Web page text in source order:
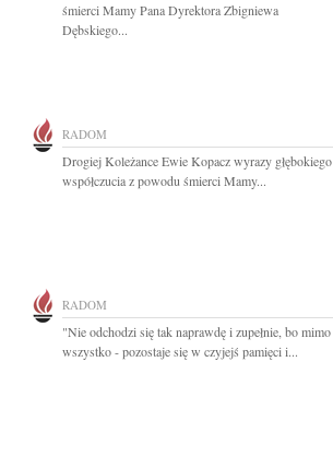
śmierci Mamy Pana Dyrektora Zbigniewa
Dębskiego...
RADOM
Drogiej Koleżance Ewie Kopacz wyrazy głębokiego
współczucia z powodu śmierci Mamy...
RADOM
"Nie odchodzi się tak naprawdę i zupełnie, bo mimo
wszystko - pozostaje się w czyjejś pamięci i...